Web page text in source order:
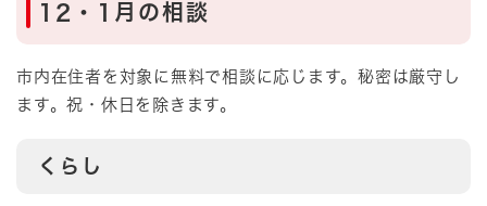
12・1月の相談
​市内在住者を対象に無料で相談に応じます。秘密は厳守し
ます。祝・休日を除きます。
くらし